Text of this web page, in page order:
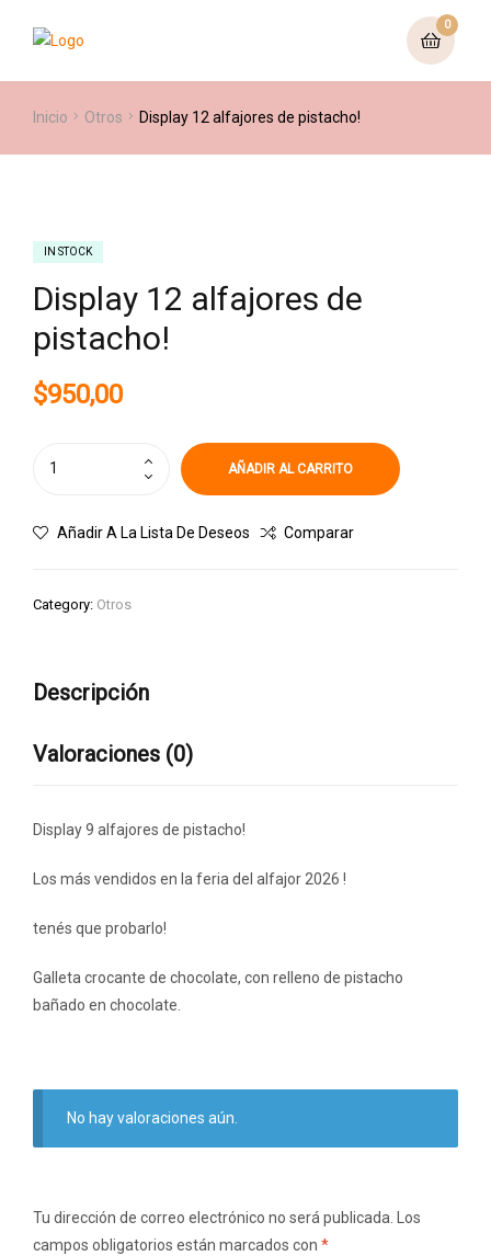
0
Inicio Otros Display 12 alfajores de pistacho!
IN STOCK
Display 12 alfajores de
pistacho!
$950,00
AÑADIR AL CARRITO
Añadir A La Lista De Deseos Comparar
Category: Otros
Descripción
Valoraciones (0)
Display 9 alfajores de pistacho!
Los más vendidos en la feria del alfajor 2026 !
tenés que probarlo!
Galleta crocante de chocolate, con relleno de pistacho
bañado en chocolate.
No hay valoraciones aún.
Tu dirección de correo electrónico no será publicada.
Los
campos obligatorios están marcados con *